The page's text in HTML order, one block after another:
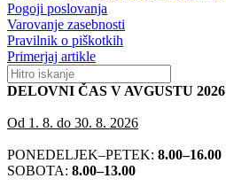
Pogoji poslovanja
Varovanje zasebnosti
Pravilnik o piškotkih
Primerjaj artikle
DELOVNI ČAS V AVGUSTU 2026
Od 1. 8. do 30. 8. 2026
PONEDELJEK–PETEK: 8.00–16.00
SOBOTA: 8.00–13.00